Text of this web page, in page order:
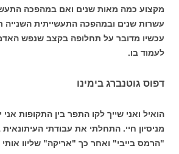
מקצוע כמה מאות שנים ואם במהפכה
עשרות שנים ובמהפכה התעשייתית השנייה
עכשיו מדובר על תחלופה בקצב שנפש
לעמוד בו.
דפוס גוטנברג בימינו
הואיל ואני שייך לקו התפר בין התקופות
מניסיון חיי. התחלתי את עבודתי
"הרמס בייבי" ואחר כך "אריקה" שליוו